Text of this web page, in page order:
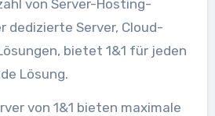
von Server-Hosting-
dedizierte Server, Cloud-
bietet 1&1 für jeden
Lösung.
von 1&1 bieten maximale